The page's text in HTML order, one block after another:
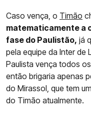
Caso vença, o Timão
matematicamente a
fase do Paulistão, já
pela equipe da Inter de
Paulista vença todos
então brigaria apenas
do Mirassol, que tem
do Timão atualmente.